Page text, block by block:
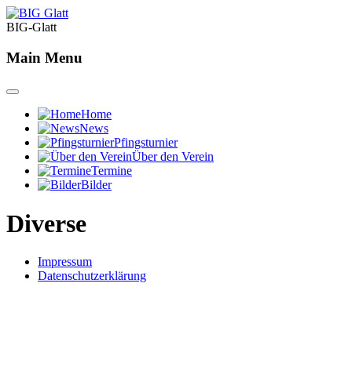
BIG-Glatt
Main Menu
Home
News
Pfingsturnier
Über den Verein
Termine
Bilder
Diverse
Impressum
Datenschutzerklärung